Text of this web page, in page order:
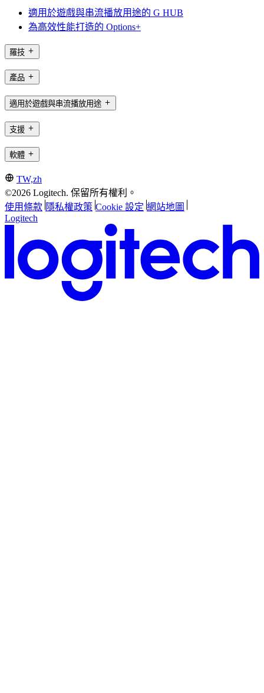
適用於遊戲與串流播放用途的 G HUB
為高效性能打造的 Options+
羅技
產品
適用於遊戲與串流播放用途
支援
軟體
TW,zh
©2026 Logitech. 保留所有權利。
使用條款 隱私權政策 Cookie 設定 網站地圖
Logitech